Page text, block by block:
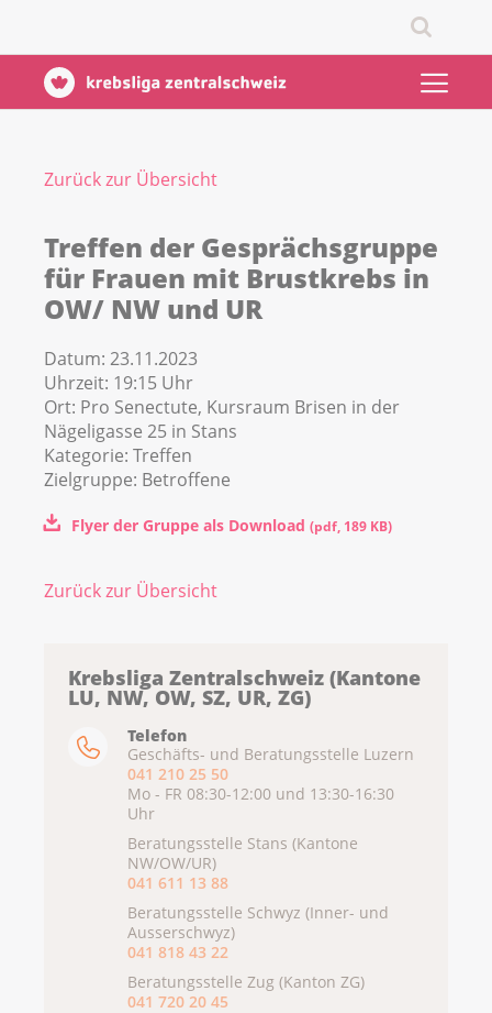
Zurück zur Übersicht
Treffen der Gesprächsgruppe
für Frauen mit Brustkrebs in
OW/ NW und UR
Datum: 23.11.2023
Uhrzeit: 19:15 Uhr
Ort: Pro Senectute, Kursraum Brisen in der
Nägeligasse 25 in Stans
Kategorie: Treffen
Zielgruppe: Betroffene
Flyer der Gruppe als Download (pdf, 189 KB)
Zurück zur Übersicht
Krebsliga Zentralschweiz (Kantone
LU, NW, OW, SZ, UR, ZG)
Telefon
Geschäfts- und Beratungsstelle Luzern
041 210 25 50
Mo - FR 08:30-12:00 und 13:30-16:30
Uhr
Beratungsstelle Stans (Kantone
NW/OW/UR)
041 611 13 88
Beratungsstelle Schwyz (Inner- und
Ausserschwyz)
041 818 43 22
Beratungsstelle Zug (Kanton ZG)
041 720 20 45